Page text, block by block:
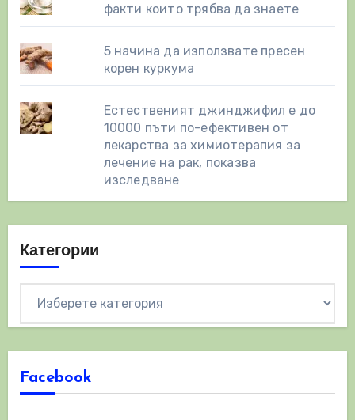
факти които трябва да знаете
5 начина да използвате пресен
корен куркума
Естественият джинджифил е до
10000 пъти по-ефективен от
лекарства за химиотерапия за
лечение на рак, показва
изследване
Категории
Facebook